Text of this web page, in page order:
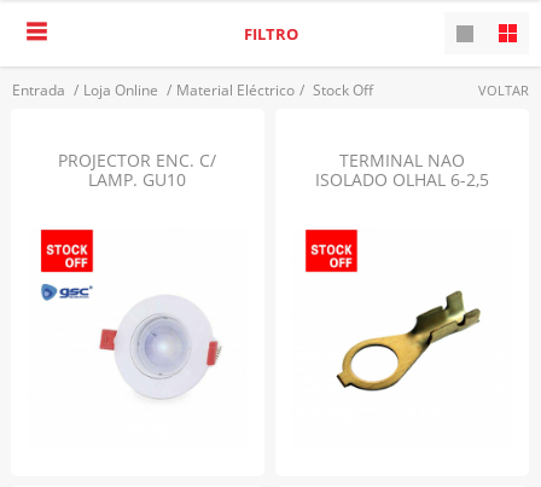
Entrada / Loja Online / Material Eléctrico / Stock Off VOLTAR
FILTRO
PROJECTOR ENC. C/
LAMP. GU10
TERMINAL NAO
ISOLADO OLHAL 6-2,5